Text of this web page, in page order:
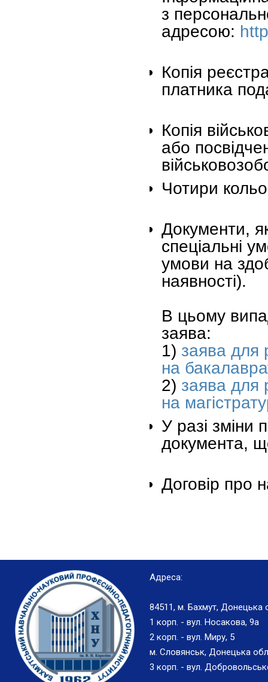
з
адресою:
Копія
платника
Копія
або
Чотири
Документи,
спеціальні
умови на
наявності).
В цьому
заява:
1) заява для
на
2) заява для
на
У разі зміни
документа,
Договір про
Адреса:
84511, м. Бахмут, Донецька
1 корп. - вул. Носакова, 9а
2 корп. - вул. Миру, 5
м. Словянськ, Донецька
3 корп. - вул.